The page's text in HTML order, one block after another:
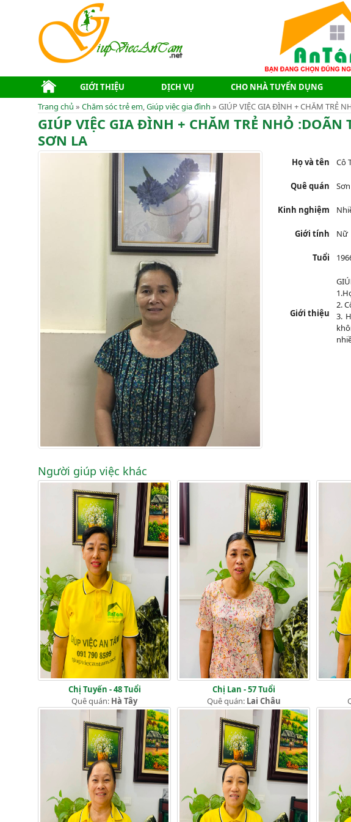
GIỚI THIỆU DỊCH VỤ CHO NHÀ TUYỂN DỤNG
Trang chủ » Chăm sóc trẻ em,Giúp việc gia đình » GIÚP VIỆC GIA ĐÌNH + CHĂM TRẺ
GIÚP VIỆC GIA ĐÌNH + CHĂM TRẺ NHỎ
SƠN LA
Họ và tên Cô
Quê quán
Kinh nghiệm
Giới tính Nữ
Tuổi
Giới thiệu
2.
3.
Người giúp việc khác
Chị Tuyến - 48 Tuổi
Quê quán: Hà Tây
Chị Lan - 57 Tuổi
Quê quán: Lai Châu